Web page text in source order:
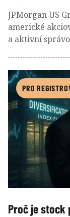
JPMorgan US
americké
a aktivní
zvýšený důraz
portfolia
technologií,
cyklickou
ledna 2024
výrazně
PRO
Proč je stock